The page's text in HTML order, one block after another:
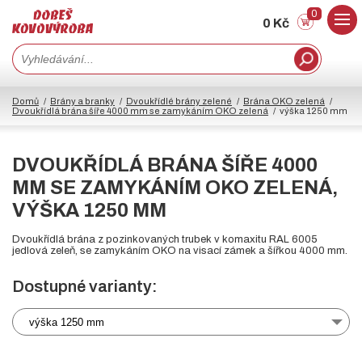
0 Kč
0
Domů Brány a branky Dvoukřídlé brány zelené
Brána OKO zelená
Dvoukřídlá brána šíře 4000 mm se zamykáním OKO zelená
výška 1250 mm
DVOUKŘÍDLÁ BRÁNA ŠÍŘE 4000
MM SE ZAMYKÁNÍM OKO ZELENÁ,
VÝŠKA 1250 MM
Dvoukřídlá brána z pozinkovaných trubek v komaxitu RAL 6005
jedlová zeleň, se zamykáním OKO na visací zámek a šířkou 4000 mm.
Dostupné varianty:
výška 1250 mm